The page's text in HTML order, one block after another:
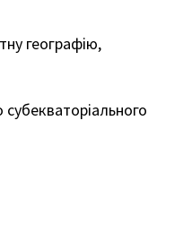
географію,
субекваторіального